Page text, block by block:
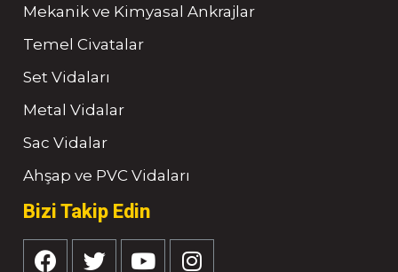
Mekanik ve Kimyasal Ankrajlar
Temel Civatalar
Set Vidaları
Metal Vidalar
Sac Vidalar
Ahşap ve PVC Vidaları
Bizi Takip Edin